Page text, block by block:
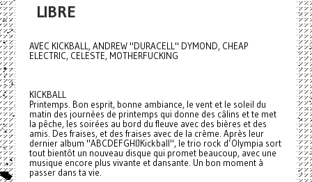
LIBRE
AVEC KICKBALL, ANDREW "DURACELL" DYMOND, CHEAP
ELECTRIC, CELESTE, MOTHERFUCKING
KICKBALL
Printemps. Bon esprit, bonne ambiance, le vent et le soleil du
matin des journées de printemps qui donne des câlins et te met
la pêche, les soirées au bord du fleuve avec des bières et des
amis. Des fraises, et des fraises avec de la crème. Après leur
dernier album "ABCDEFGHIJKickball", le trio rock d’Olympia sort
tout bientôt un nouveau disque qui promet beaucoup, avec une
musique encore plus vivante et dansante. Un bon moment à
passer dans ta vie.